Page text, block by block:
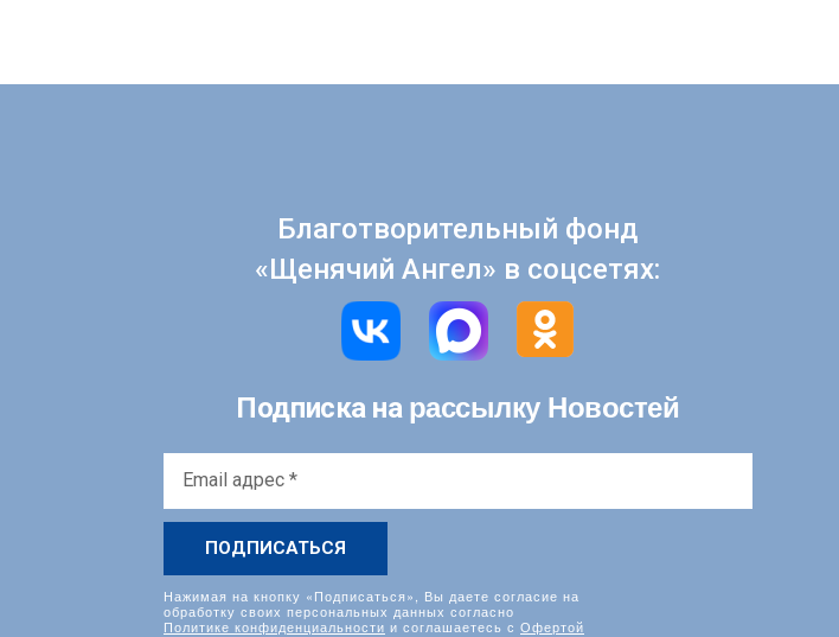
Благотворительный фонд
«Щенячий Ангел» в соцсетях:
Подписка на рассылку Новостей
Email
адрес
*
Нажимая на кнопку «Подписаться», Вы даете согласие на
обработку своих персональных данных согласно
Политике конфиденциальности и соглашаетесь с Офертой